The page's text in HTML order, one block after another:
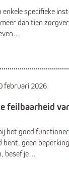
specifieke
dan tien
februari 2026
feilbaarheid
het goed
bent, geen
besef je…